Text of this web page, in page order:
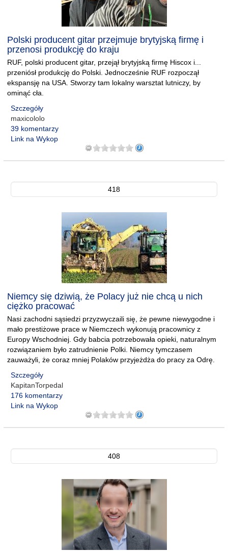
Polski producent gitar przejmuje brytyjską firmę i
przenosi produkcję do kraju
RUF, polski producent gitar, przejął brytyjską firmę Hiscox i...
przeniósł produkcję do Polski. Jednocześnie RUF rozpoczął
ekspansję na USA. Stworzy tam lokalny warsztat lutniczy, by
ominąć cła.
Szczegóły
maxicololo
39 komentarzy
Link na Wykop
418
Niemcy się dziwią, że Polacy już nie chcą u nich
ciężko pracować
Nasi zachodni sąsiedzi przyzwyczaili się, że pewne niewygodne i
mało prestiżowe prace w Niemczech wykonują pracownicy z
Europy Wschodniej. Gdy babcia potrzebowała opieki, naturalnym
rozwiązaniem było zatrudnienie Polki. Niemcy tymczasem
zauważyli, że coraz mniej Polaków przyjeżdża do pracy za Odrę.
Szczegóły
KapitanTorpedal
176 komentarzy
Link na Wykop
408